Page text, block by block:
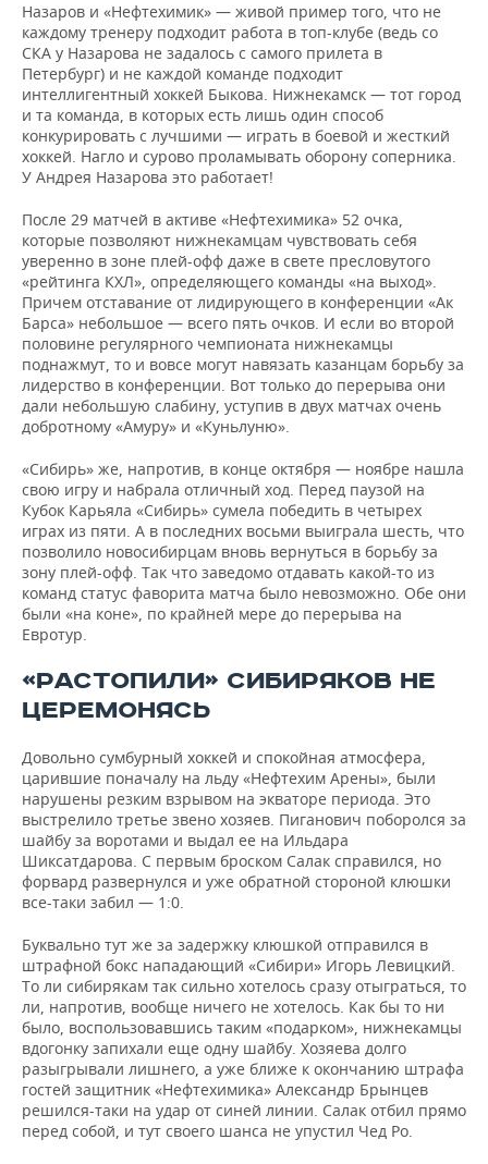
Назаров и «Нефтехимик» — живой пример того, что не
каждому тренеру подходит работа в топ-клубе (ведь со
СКА у Назарова не задалось с самого прилета в
Петербург) и не каждой команде подходит
интеллигентный хоккей Быкова. Нижнекамск — тот город
и та команда, в которых есть лишь один способ
конкурировать с лучшими — играть в боевой и жесткий
хоккей. Нагло и сурово проламывать оборону соперника.
У Андрея Назарова это работает!
После 29 матчей в активе «Нефтехимика» 52 очка,
которые позволяют нижнекамцам чувствовать себя
уверенно в зоне плей-офф даже в свете пресловутого
«рейтинга КХЛ», определяющего команды «на выход».
Причем отставание от лидирующего в конференции «Ак
Барса» небольшое — всего пять очков. И если во второй
половине регулярного чемпионата нижнекамцы
поднажмут, то и вовсе могут навязать казанцам борьбу за
лидерство в конференции. Вот только до перерыва они
дали небольшую слабину, уступив в двух матчах очень
добротному «Амуру» и «Куньлуню».
«Сибирь» же, напротив, в конце октября — ноябре нашла
свою игру и набрала отличный ход. Перед паузой на
Кубок Карьяла «Сибирь» сумела победить в четырех
играх из пяти. А в последних восьми выиграла шесть, что
позволило новосибирцам вновь вернуться в борьбу за
зону плей-офф. Так что заведомо отдавать какой-то из
команд статус фаворита матча было невозможно. Обе они
были «на коне», по крайней мере до перерыва на
Евротур.
«РАСТОПИЛИ» СИБИРЯКОВ НЕ
ЦЕРЕМОНЯСЬ
Довольно сумбурный хоккей и спокойная атмосфера,
царившие поначалу на льду «Нефтехим Арены», были
нарушены резким взрывом на экваторе периода. Это
выстрелило третье звено хозяев. Пиганович поборолся за
шайбу за воротами и выдал ее на Ильдара
Шиксатдарова. С первым броском Салак справился, но
форвард развернулся и уже обратной стороной клюшки
все-таки забил — 1:0.
Буквально тут же за задержку клюшкой отправился в
штрафной бокс нападающий «Сибири» Игорь Левицкий.
То ли сибирякам так сильно хотелось сразу отыграться, то
ли, напротив, вообще ничего не хотелось. Как бы то ни
было, воспользовавшись таким «подарком», нижнекамцы
вдогонку запихали еще одну шайбу. Хозяева долго
разыгрывали лишнего, а уже ближе к окончанию штрафа
гостей защитник «Нефтехимика» Александр Брынцев
решился-таки на удар от синей линии. Салак отбил прямо
перед собой, и тут своего шанса не упустил Чед Ро.